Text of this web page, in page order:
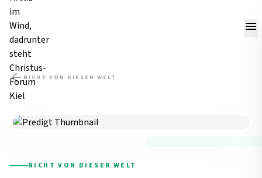
menu
arrow_backNICHT VON DIESER WELT
NICHT VON DIESER WELT